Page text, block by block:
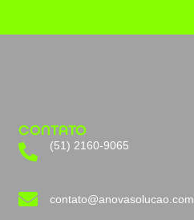
CONTATO
(51) 2160-9065
contato@anovasolucao.com